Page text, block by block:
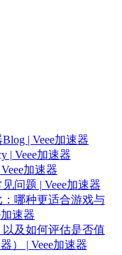
Blog | Veee加速器
| Veee加速器
加速器
见问题 | Veee加速器
哪种更适合游戏与
速器
及如何评估是否值
） | Veee加速器